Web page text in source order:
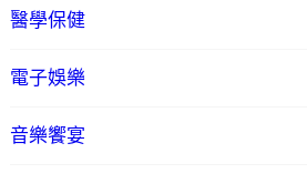
醫學保健
電子娛樂
音樂饗宴